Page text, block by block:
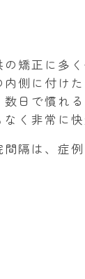
の矯正に多く
内側に付け
数日で慣れ
なく非常に快
間隔は、症